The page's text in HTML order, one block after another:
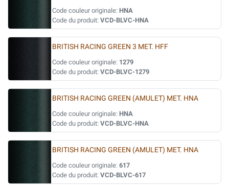
Code couleur originale: HNA
Code du produit: VCD-BLVC-HNA
BRITISH RACING GREEN 3 MET. HFF
Code couleur originale: 1279
Code du produit: VCD-BLVC-1279
BRITISH RACING GREEN (AMULET) MET. HNA
Code couleur originale: HNA
Code du produit: VCD-BLVC-HNA
BRITISH RACING GREEN (AMULET) MET. HNA
Code couleur originale: 617
Code du produit: VCD-BLVC-617